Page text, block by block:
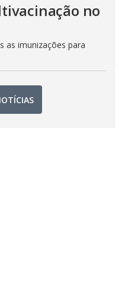
no
as imunizações para